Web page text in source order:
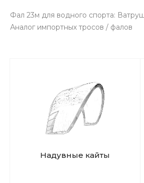
Фал 23м для водного спорта:
Аналог импортных тросов / фалов
Надувные кайты